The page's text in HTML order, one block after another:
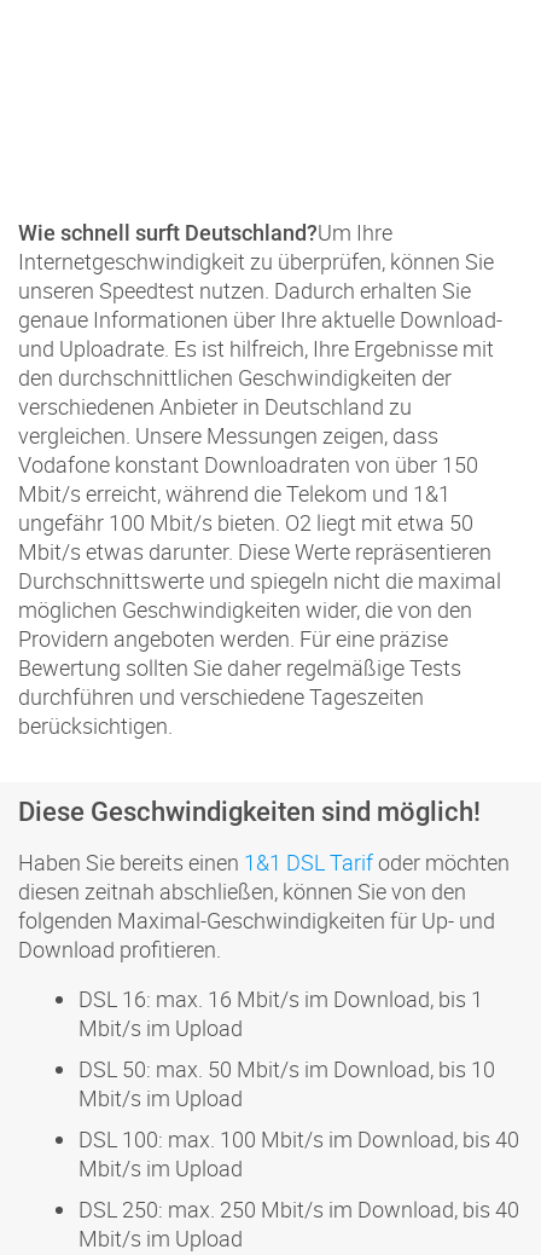
Wie schnell surft Deutschland?Um Ihre
Internetgeschwindigkeit zu überprüfen, können Sie
unseren Speedtest nutzen. Dadurch erhalten Sie
genaue Informationen über Ihre aktuelle Download-
und Uploadrate. Es ist hilfreich, Ihre Ergebnisse mit
den durchschnittlichen Geschwindigkeiten der
verschiedenen Anbieter in Deutschland zu
vergleichen. Unsere Messungen zeigen, dass
Vodafone konstant Downloadraten von über 150
Mbit/s erreicht, während die Telekom und 1&1
ungefähr 100 Mbit/s bieten. O2 liegt mit etwa 50
Mbit/s etwas darunter. Diese Werte repräsentieren
Durchschnittswerte und spiegeln nicht die maximal
möglichen Geschwindigkeiten wider, die von den
Providern angeboten werden. Für eine präzise
Bewertung sollten Sie daher regelmäßige Tests
durchführen und verschiedene Tageszeiten
berücksichtigen.
Diese Geschwindigkeiten sind möglich!
Haben Sie bereits einen 1&1 DSL Tarifoder möchten
diesen zeitnah abschließen, können Sie von den
folgenden Maximal-Geschwindigkeiten für Up- und
Download profitieren.
DSL 16: max. 16 Mbit/s im Download, bis 1
Mbit/s im Upload
DSL 50: max. 50 Mbit/s im Download, bis 10
Mbit/s im Upload
DSL 100: max. 100 Mbit/s im Download, bis 40
Mbit/s im Upload
DSL 250: max. 250 Mbit/s im Download, bis 40
Mbit/s im Upload